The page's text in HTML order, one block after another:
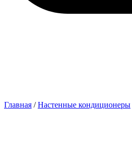
Главная /Настенные кондиционеры